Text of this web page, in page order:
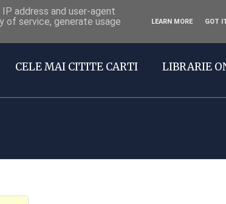
CELE MAI CITITE CARTI LIBRARIE
address and user-agent
of service, generate usage
LEARN MORE GOT